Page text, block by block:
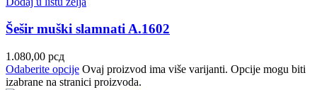
Šešir muški slamnati A.1602
1.080,00 рсд
Odaberite opcije Ovaj proizvod ima više varijanti. Opcije mogu biti
izabrane na stranici proizvoda.